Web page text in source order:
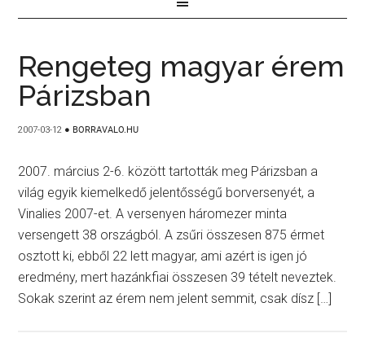
Rengeteg magyar érem
Párizsban
2007-03-12 ● BORRAVALO.HU
2007. március 2-6. között tartották meg Párizsban a
világ egyik kiemelkedő jelentősségű borversenyét, a
Vinalies 2007-et. A versenyen háromezer minta
versengett 38 országból. A zsűri összesen 875 érmet
osztott ki, ebből 22 lett magyar, ami azért is igen jó
eredmény, mert hazánkfiai összesen 39 tételt neveztek.
Sokak szerint az érem nem jelent semmit, csak dísz […]